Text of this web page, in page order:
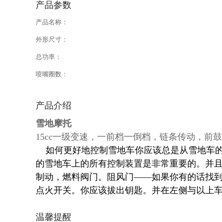
产品参数
产品名称：
外形尺寸：
总功率：
喷嘴圈数：
产品介绍
雪地摩托
15cc一级变速，一前档一倒档，链条传动，前
如何更好地控制雪地车你应该总是从雪地车
的雪地车上的所有控制装置是非常重要的。并
制动，燃料阀门。阻风门——如果你有的话找
点火开关。你应该拔出钥匙。并在左侧与以上
温馨提醒